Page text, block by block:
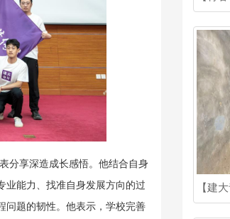
分享深造成长感悟。他结合自身
业能力、找准自身发展方向的过
问题的韧性。他表示，学校完善